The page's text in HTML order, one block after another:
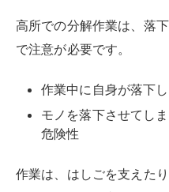
テレビアンテナ撤